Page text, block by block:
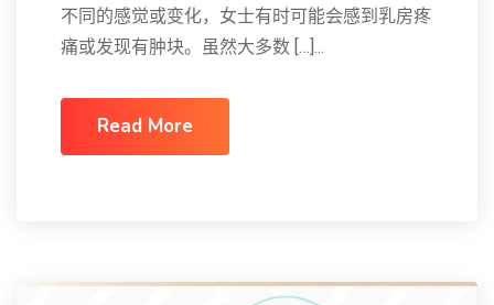
不同的感觉或变化，女士有时可能会感到乳房疼
痛或发现有肿块。虽然大多数 […]...
Read More